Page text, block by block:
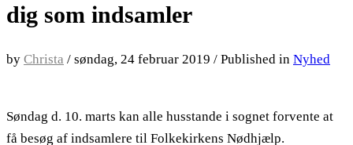
dig som indsamler
by Christa / søndag, 24 februar 2019 / Published in Nyhed
Søndag d. 10. marts kan alle husstande i sognet forvente at
få besøg af indsamlere til Folkekirkens Nødhjælp.